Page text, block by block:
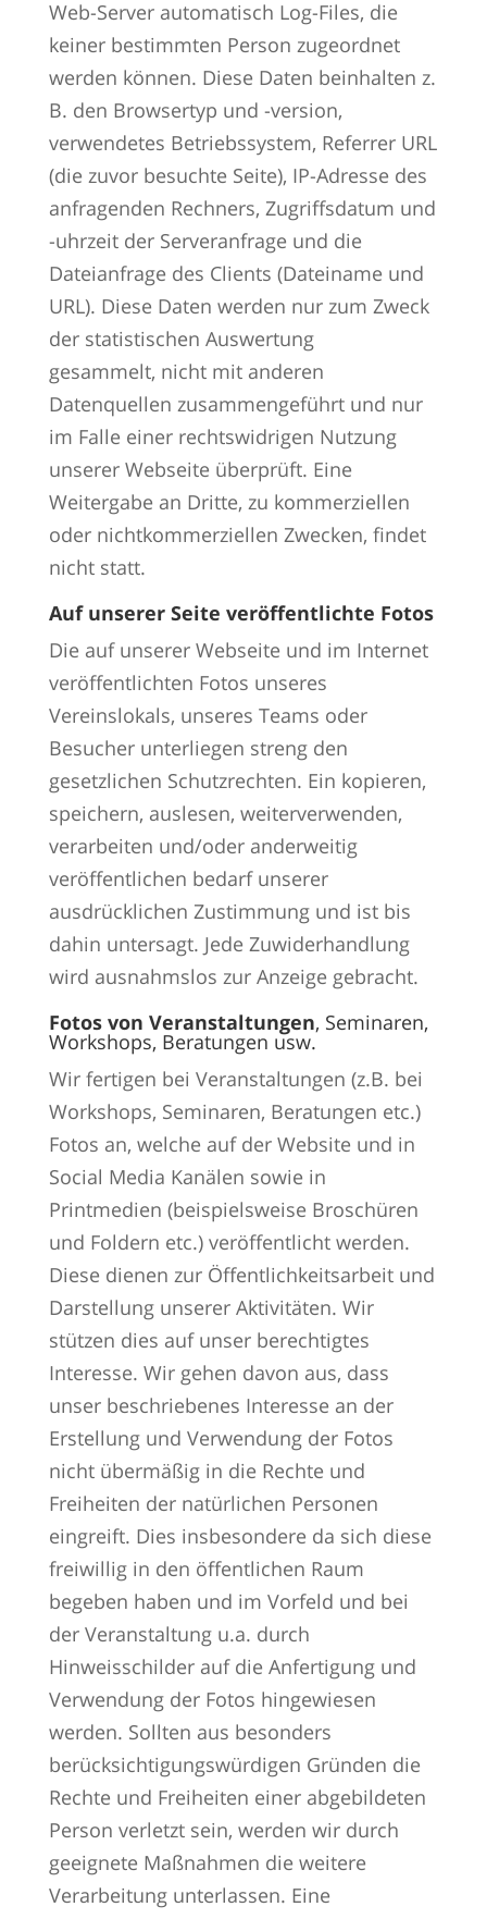
Web-Server automatisch Log-Files, die
keiner bestimmten Person zugeordnet
werden können. Diese Daten beinhalten z.
B. den Browsertyp und -version,
verwendetes Betriebssystem, Referrer URL
(die zuvor besuchte Seite), IP-Adresse des
anfragenden Rechners, Zugriffsdatum und
-uhrzeit der Serveranfrage und die
Dateianfrage des Clients (Dateiname und
URL). Diese Daten werden nur zum Zweck
der statistischen Auswertung
gesammelt, nicht mit anderen
Datenquellen zusammengeführt und nur
im Falle einer rechtswidrigen Nutzung
unserer Webseite überprüft. Eine
Weitergabe an Dritte, zu kommerziellen
oder nichtkommerziellen Zwecken, findet
nicht statt.
Auf unserer Seite veröffentlichte Fotos
Die auf unserer Webseite und im Internet
veröffentlichten Fotos unseres
Vereinslokals, unseres Teams oder
Besucher unterliegen streng den
gesetzlichen Schutzrechten. Ein kopieren,
speichern, auslesen, weiterverwenden,
verarbeiten und/oder anderweitig
veröffentlichen bedarf unserer
ausdrücklichen Zustimmung und ist bis
dahin untersagt. Jede Zuwiderhandlung
wird ausnahmslos zur Anzeige gebracht.
Fotos von Veranstaltungen, Seminaren,
Workshops, Beratungen usw.
Wir fertigen bei Veranstaltungen (z.B. bei
Workshops, Seminaren, Beratungen etc.)
Fotos an, welche auf der Website und in
Social Media Kanälen sowie in
Printmedien (beispielsweise Broschüren
und Foldern etc.) veröffentlicht werden.
Diese dienen zur Öffentlichkeitsarbeit und
Darstellung unserer Aktivitäten. Wir
stützen dies auf unser berechtigtes
Interesse. Wir gehen davon aus, dass
unser beschriebenes Interesse an der
Erstellung und Verwendung der Fotos
nicht übermäßig in die Rechte und
Freiheiten der natürlichen Personen
eingreift. Dies insbesondere da sich diese
freiwillig in den öffentlichen Raum
begeben haben und im Vorfeld und bei
der Veranstaltung u.a. durch
Hinweisschilder auf die Anfertigung und
Verwendung der Fotos hingewiesen
werden. Sollten aus besonders
berücksichtigungswürdigen Gründen die
Rechte und Freiheiten einer abgebildeten
Person verletzt sein, werden wir durch
geeignete Maßnahmen die weitere
Verarbeitung unterlassen. Eine